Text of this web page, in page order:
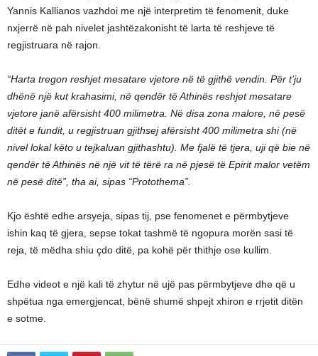
Yannis Kallianos vazhdoi me një interpretim të fenomenit, duke
nxjerrë në pah nivelet jashtëzakonisht të larta të reshjeve të
regjistruara në rajon.
“Harta tregon reshjet mesatare vjetore në të gjithë vendin. Për t’ju
dhënë një kut krahasimi, në qendër të Athinës reshjet mesatare
vjetore janë afërsisht 400 milimetra. Në disa zona malore, në pesë
ditët e fundit, u regjistruan gjithsej afërsisht 400 milimetra shi (në
nivel lokal këto u tejkaluan gjithashtu). Me fjalë të tjera, uji që bie në
qendër të Athinës në një vit të tërë ra në pjesë të Epirit malor vetëm
në pesë ditë”, tha ai, sipas “Protothema”.
Kjo është edhe arsyeja, sipas tij, pse fenomenet e përmbytjeve
ishin kaq të gjera, sepse tokat tashmë të ngopura morën sasi të
reja, të mëdha shiu çdo ditë, pa kohë për thithje ose kullim.
Edhe videot e një kali të zhytur në ujë pas përmbytjeve dhe që u
shpëtua nga emergjencat, bënë shumë shpejt xhiron e rrjetit ditën
e sotme.